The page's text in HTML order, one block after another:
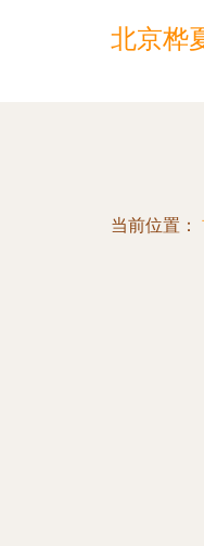
北京桦
当前位置：